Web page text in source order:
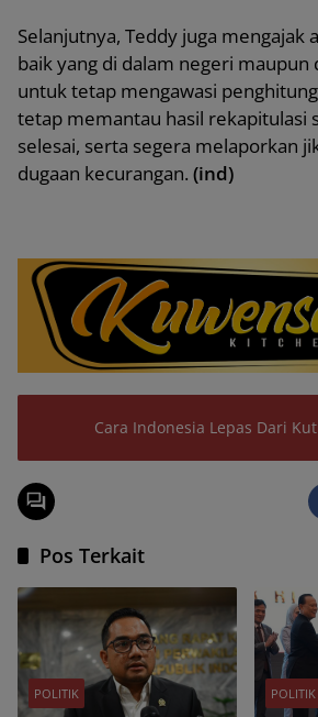
Selanjutnya, Teddy juga mengajak
baik yang di dalam negeri maupun
untuk tetap mengawasi
tetap memantau hasil rekapitulasi
selesai, serta segera melaporkan
dugaan kecurangan. (ind)
Cara Indonesia Lepas Dari
Pos Terkait
POLITIK POLITIK